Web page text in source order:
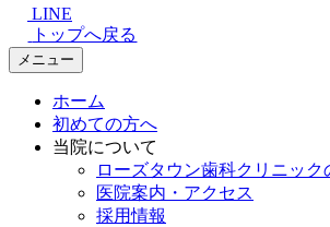
LINE
トップへ戻る
メニュー
ホーム
初めての方へ
当院について
ローズタウン歯科クリニック
医院案内・アクセス
採用情報